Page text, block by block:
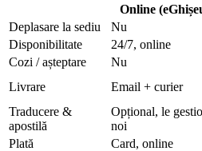
Online
Deplasare la sediu
Nu
Disponibilitate
24/7, online
Cozi / așteptare
Nu
Livrare
Email + curier
Traducere &
apostilă
Opțional, le
noi
Plată
Card, online